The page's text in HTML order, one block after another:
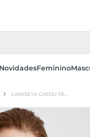
NovidadesFeminino
CAMISETA CAEDU FEMININA ESPORTIVA POLYBRUSH ROSA CURTA